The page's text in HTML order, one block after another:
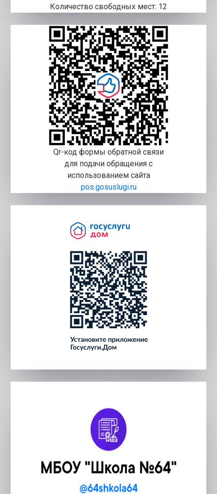
Количество свободных мест: 12
Qr-код формы обратной связи
для подачи обращения с
использованием сайта
pos.gosuslugi.ru